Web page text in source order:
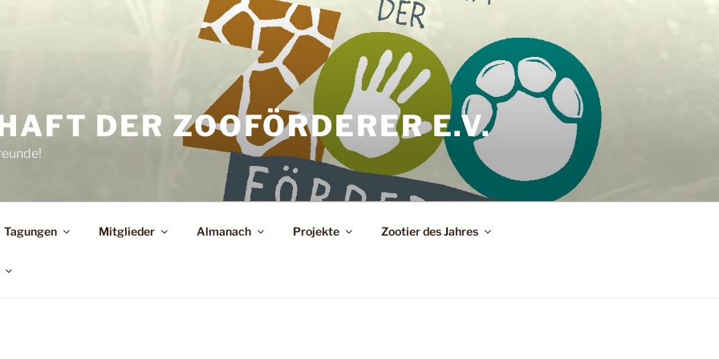
DER ZOOFÖRDERER E.V.
Tagungen Mitglieder Almanach Projekte Zootier des Jahres